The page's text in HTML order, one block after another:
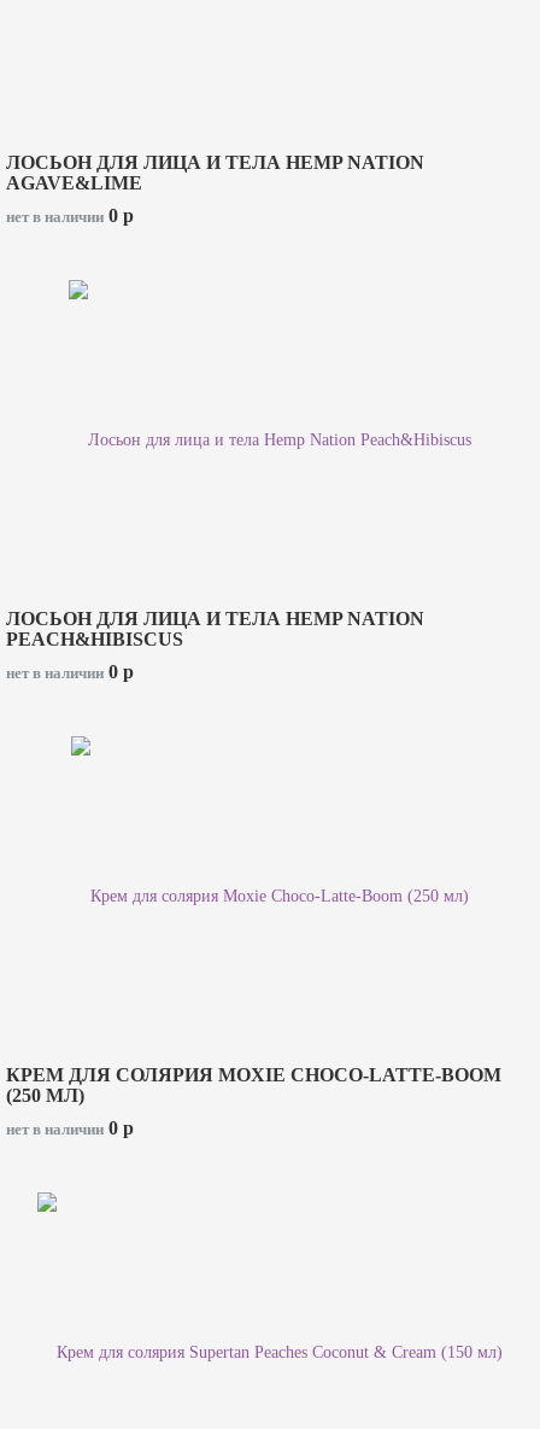
ЛОСЬОН ДЛЯ ЛИЦА И ТЕЛА HEMP NATION
AGAVE&LIME
нет в наличии 0 p
ЛОСЬОН ДЛЯ ЛИЦА И ТЕЛА HEMP NATION
PEACH&HIBISCUS
нет в наличии 0 p
КРЕМ ДЛЯ СОЛЯРИЯ MOXIE CHOCO-LATTE-BOOM
(250 МЛ)
нет в наличии 0 p